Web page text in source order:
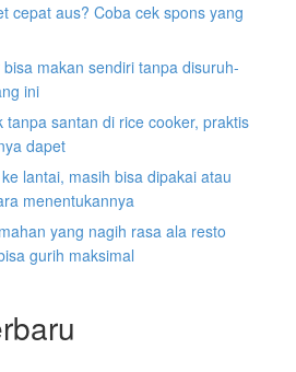
cepat aus? Coba cek spons yang
makan sendiri tanpa disuruh-
ini
santan di rice cooker, praktis
dapet
lantai, masih bisa dipakai atau
menentukannya
yang nagih rasa ala resto
gurih maksimal